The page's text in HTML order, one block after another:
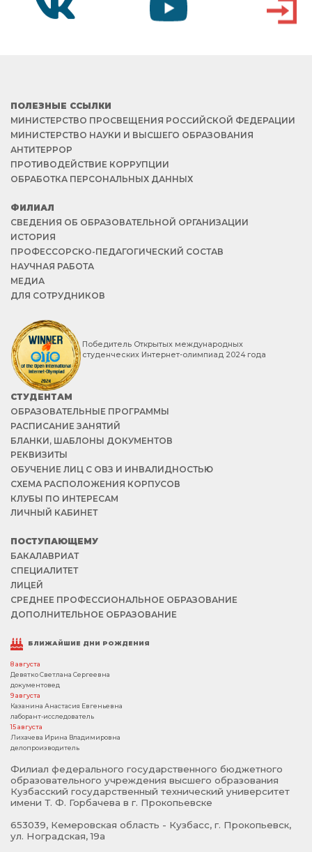
ПОЛЕЗНЫЕ ССЫЛКИ
МИНИСТЕРСТВО ПРОСВЕЩЕНИЯ РОССИЙСКОЙ ФЕДЕРАЦИИ
МИНИСТЕРСТВО НАУКИ И ВЫСШЕГО ОБРАЗОВАНИЯ
АНТИТЕРРОР
ПРОТИВОДЕЙСТВИЕ КОРРУПЦИИ
ОБРАБОТКА ПЕРСОНАЛЬНЫХ ДАННЫХ
ФИЛИАЛ
СВЕДЕНИЯ ОБ ОБРАЗОВАТЕЛЬНОЙ ОРГАНИЗАЦИИ
ИСТОРИЯ
ПРОФЕССОРСКО-ПЕДАГОГИЧЕСКИЙ СОСТАВ
НАУЧНАЯ РАБОТА
МЕДИА
ДЛЯ СОТРУДНИКОВ
Победитель Открытых международных
студенческих Интернет-олимпиад 2024 года
СТУДЕНТАМ
ОБРАЗОВАТЕЛЬНЫЕ ПРОГРАММЫ
РАСПИСАНИЕ ЗАНЯТИЙ
БЛАНКИ, ШАБЛОНЫ ДОКУМЕНТОВ
РЕКВИЗИТЫ
ОБУЧЕНИЕ ЛИЦ С ОВЗ И ИНВАЛИДНОСТЬЮ
СХЕМА РАСПОЛОЖЕНИЯ КОРПУСОВ
КЛУБЫ ПО ИНТЕРЕСАМ
ЛИЧНЫЙ КАБИНЕТ
ПОСТУПАЮЩЕМУ
БАКАЛАВРИАТ
СПЕЦИАЛИТЕТ
ЛИЦЕЙ
СРЕДНЕЕ ПРОФЕССИОНАЛЬНОЕ ОБРАЗОВАНИЕ
ДОПОЛНИТЕЛЬНОЕ ОБРАЗОВАНИЕ
БЛИЖАЙШИЕ ДНИ РОЖДЕНИЯ
8 августа
Девятко Светлана Сергеевна
документовед
9 августа
Казанина Анастасия Евгеньевна
лаборант-исследователь
15 августа
Лихачева Ирина Владимировна
делопроизводитель
Филиал федерального государственного бюджетного
образовательного учреждения высшего образования
Кузбасский государственный технический университет
имени Т. Ф. Горбачева в г. Прокопьевске
653039, Кемеровская область - Кузбасс, г. Прокопьевск,
ул. Ноградская, 19а